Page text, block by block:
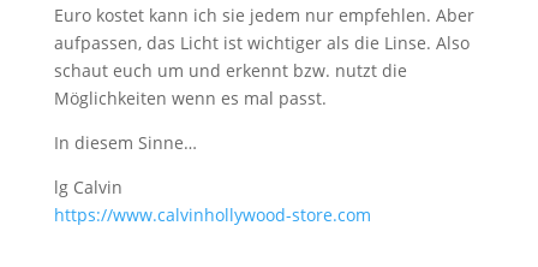
Euro kostet kann ich sie jedem nur empfehlen. Aber
aufpassen, das Licht ist wichtiger als die Linse. Also
schaut euch um und erkennt bzw. nutzt die
Möglichkeiten wenn es mal passt.
In diesem Sinne…
lg Calvin
https://​www.calvinhollywood-store.com